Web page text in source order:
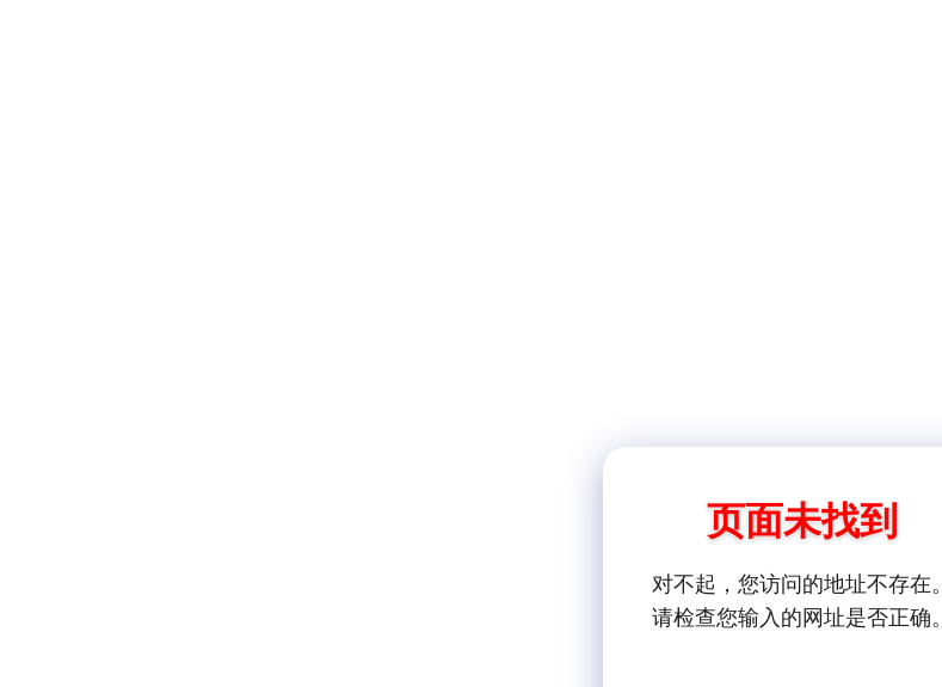
页面未找到
对不起，您访问的地址不存在。
请检查您输入的网址是否正确。